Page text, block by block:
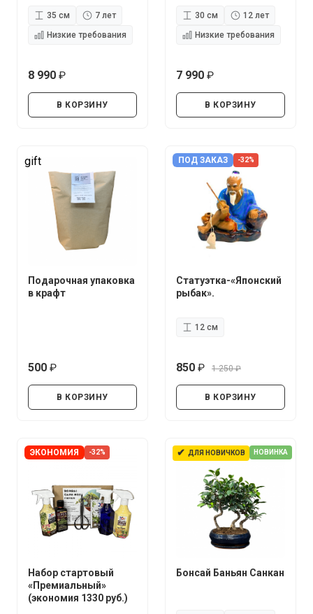
35 см
7 лет
Низкие требования
8 990
В КОРЗИНУ
30 см
12 лет
Низкие требования
7 990
В КОРЗИНУ
gift
Подарочная упаковка
в крафт
500
В КОРЗИНУ
ПОД ЗАКАЗ -32%
Статуэтка-«Японский
рыбак».
12 см
850
1 250
В КОРЗИНУ
ЭКОНОМИЯ -32%
Набор стартовый
«Премиальный»
(экономия 1330 руб.)
✔ ДЛЯ НОВИЧКОВ НОВИНКА
Бонсай Баньян Санкан